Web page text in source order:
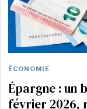
ÉCONOMIE
Épargne : un
février 2026,